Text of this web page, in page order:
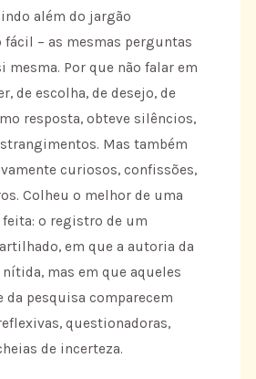
além do jargão
fácil – as mesmas perguntas
mesma. Por que não falar em
de escolha, de desejo, de
resposta, obteve silêncios,
Mas também
curiosos, confissões,
Colheu o melhor de uma
o registro de um
em que a autoria da
mas em que aqueles
da pesquisa comparecem
questionadoras,
de incerteza.